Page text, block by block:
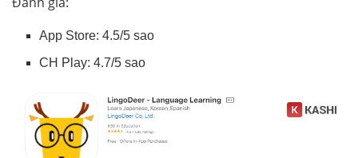
App Store: 4.5/5 sao
CH Play: 4.7/5 sao